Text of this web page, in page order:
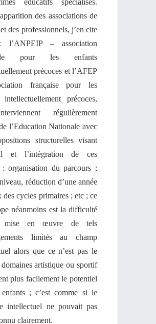
éducatifs spécialisés.
des associations de
des professionnels, j’en cite
l’ANPEIP – association
pour les enfants
précoces et l’AFEP
française pour les
intellectuellement précoces,
régulièrement
l’Education Nationale avec
structurelles visant
et l’intégration de ces
: organisation du parcours ;
réduction d’une année
des cycles primaires ; etc ; ce
néanmoins est la difficulté
en œuvre de tels
limités au champ
alors que ce n’est pas le
domaines artistique ou sportif
plus facilement le potentiel
; c’est comme si le
intellectuel ne pouvait pas
clairement.